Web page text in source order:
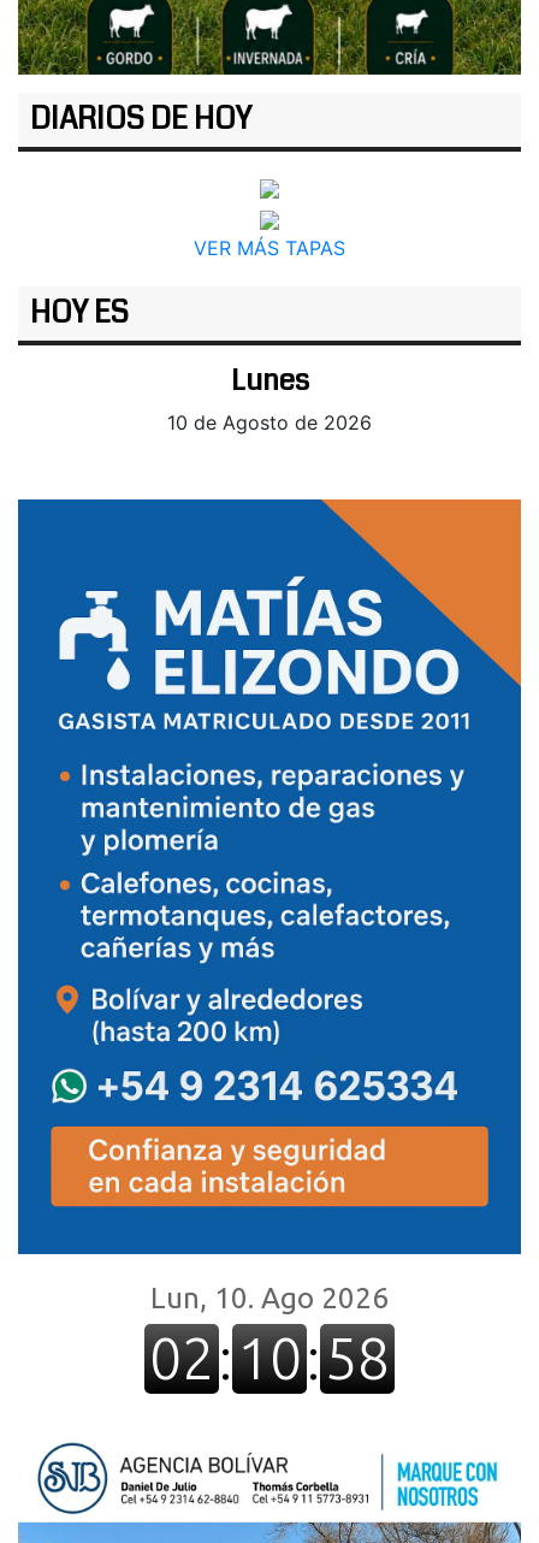
DIARIOS DE HOY
VER MÁS TAPAS
HOY ES
Lunes
10 de Agosto de 2026